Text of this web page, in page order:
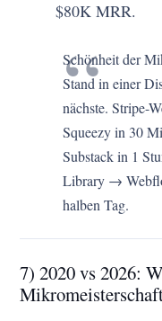
$80K MRR.
Schönheit der
Stand in einer
nächste. Stripe-
Squeezy in 30
Substack in 1
Library →
halben Tag.
7) 2020 vs 2026: